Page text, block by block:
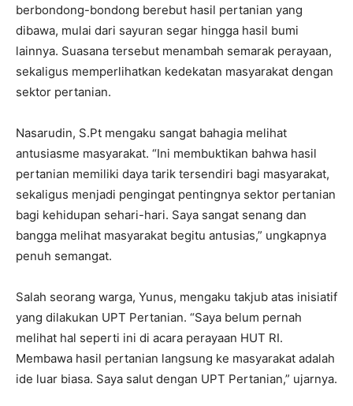
berbondong-bondong berebut hasil pertanian yang
dibawa, mulai dari sayuran segar hingga hasil bumi
lainnya. Suasana tersebut menambah semarak perayaan,
sekaligus memperlihatkan kedekatan masyarakat dengan
sektor pertanian.
Nasarudin, S.Pt mengaku sangat bahagia melihat
antusiasme masyarakat. “Ini membuktikan bahwa hasil
pertanian memiliki daya tarik tersendiri bagi masyarakat,
sekaligus menjadi pengingat pentingnya sektor pertanian
bagi kehidupan sehari-hari. Saya sangat senang dan
bangga melihat masyarakat begitu antusias,” ungkapnya
penuh semangat.
Salah seorang warga, Yunus, mengaku takjub atas inisiatif
yang dilakukan UPT Pertanian. “Saya belum pernah
melihat hal seperti ini di acara perayaan HUT RI.
Membawa hasil pertanian langsung ke masyarakat adalah
ide luar biasa. Saya salut dengan UPT Pertanian,” ujarnya.